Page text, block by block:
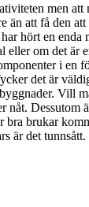
men att
än att få den
hört en enda
eller om det är
i en
det är
Vill
nåt. Dessutom
bra brukar
är det tunnsått.